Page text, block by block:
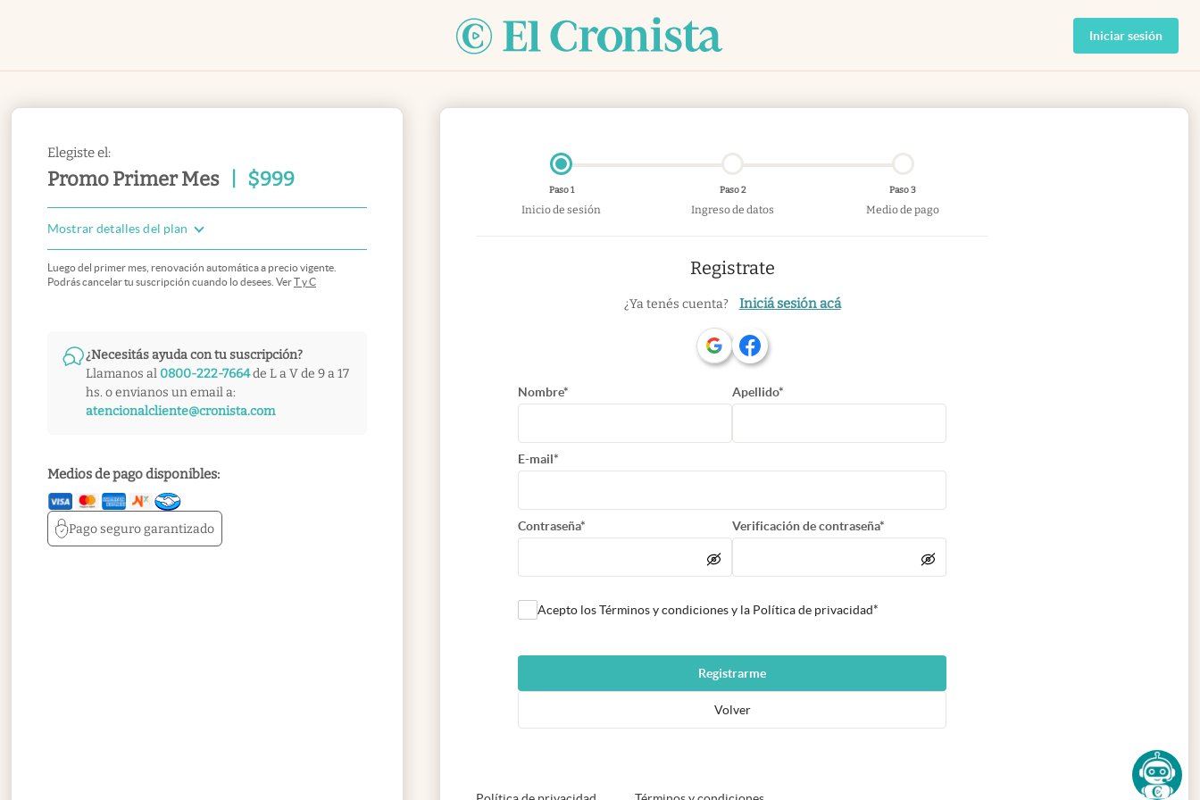
Iniciar sesión
Elegiste el:
Promo Primer Mes $999
Mostrar detalles del plan
Luego del primer mes, renovación automática a precio vigente.
Podrás cancelar tu suscripción cuando lo desees. VerT y C
¿Necesitás ayuda con tu suscripción?
Llamanos al 0800-222-7664de L a V de 9 a 17
hs. o envianos un email a:
atencionalcliente@cronista.com
Medios de pago disponibles:
Pago segurogarantizado
Paso 1
Inicio de sesión
Paso 2
Ingreso de datos
Paso 3
Medio de pago
Registrate
¿Ya tenés cuenta? Iniciá sesión acá
Nombre* Apellido*
E-mail*
Contraseña* Verificación de contraseña*
Acepto los Términos y condiciones y la Política de privacidad*
Registrarme
Volver